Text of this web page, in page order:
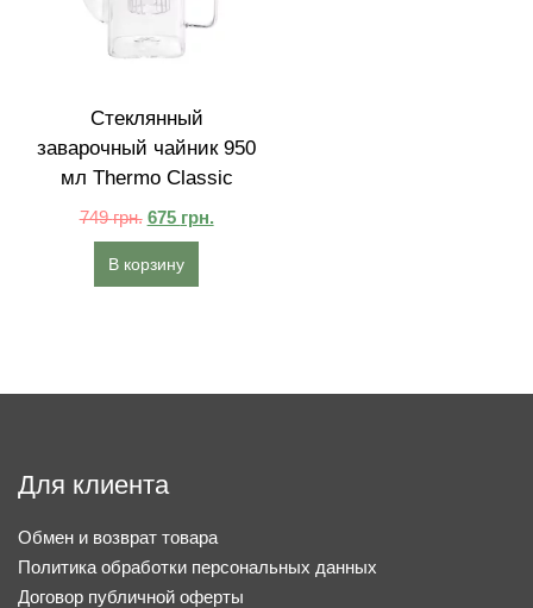
Стеклянный
заварочный чайник 950
мл Thermo Classic
749грн. 675 грн.
В корзину
Для клиента
Обмен и возврат товара
Политика обработки персональных данных
Договор публичной оферты